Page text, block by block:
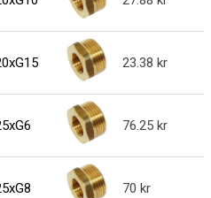
23.38
76.25
70